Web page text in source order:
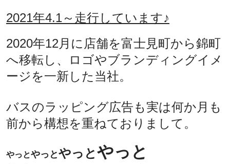
2021年4.1～走行しています♪
2020年12月に店舗を富士見町から錦町
へ移転し、ロゴやブランディングイメ
ージを一新した当社。
バスのラッピング広告も実は何か月も
前から構想を重ねておりまして。
やっとやっとやっとやっと